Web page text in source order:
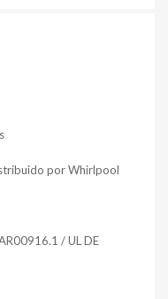
por Whirlpool
/ UL DE